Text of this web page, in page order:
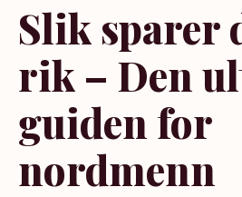
Slik sparer
rik – Den
guiden for
nordmenn